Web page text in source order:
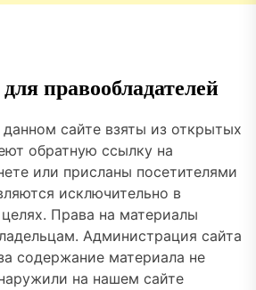
правообладателей
сайте взяты из открытых
обратную ссылку на
или присланы посетителями
исключительно в
Права на материалы
Администрация сайта
содержание материала не
на нашем сайте